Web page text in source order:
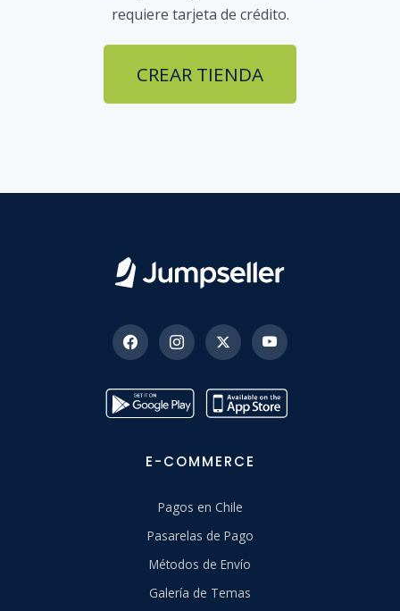
requiere tarjeta de crédito.
CREAR TIENDA
E-COMMERCE
Pagos en Chile
Pasarelas de Pago
Métodos de Envío
Galería de Temas